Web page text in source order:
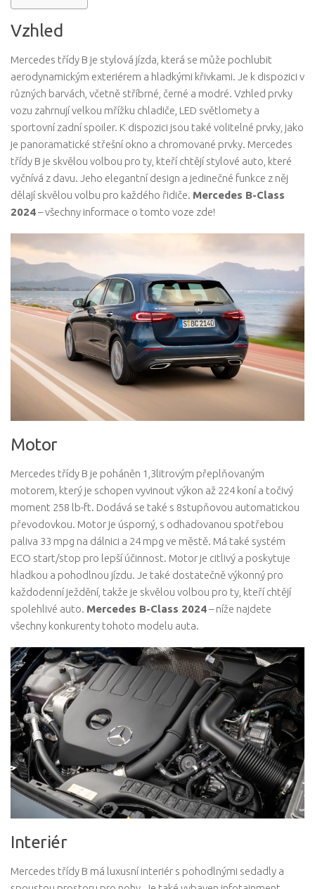
Vzhled
Mercedes třídy B je stylová jízda, která se může pochlubit
aerodynamickým exteriérem a hladkými křivkami. Je k dispozici v
různých barvách, včetně stříbrné, černé a modré. Vzhled prvky
vozu zahrnují velkou mřížku chladiče, LED světlomety a
sportovní zadní spoiler. K dispozici jsou také volitelné prvky, jako
je panoramatické střešní okno a chromované prvky. Mercedes
třídy B je skvělou volbou pro ty, kteří chtějí stylové auto, které
vyčnívá z davu. Jeho elegantní design a jedinečné funkce z něj
dělají skvělou volbu pro každého řidiče. Mercedes B-Class
2024– všechny informace o tomto voze zde!
Motor
Mercedes třídy B je poháněn 1,3litrovým přeplňovaným
motorem, který je schopen vyvinout výkon až 224 koní a točivý
moment 258 lb-ft. Dodává se také s 8stupňovou automatickou
převodovkou. Motor je úsporný, s odhadovanou spotřebou
paliva 33 mpg na dálnici a 24 mpg ve městě. Má také systém
ECO start/stop pro lepší účinnost. Motor je citlivý a poskytuje
hladkou a pohodlnou jízdu. Je také dostatečně výkonný pro
každodenní ježdění, takže je skvělou volbou pro ty, kteří chtějí
spolehlivé auto. Mercedes B-Class 2024– níže najdete
všechny konkurenty tohoto modelu auta.
Interiér
Mercedes třídy B má luxusní interiér s pohodlnými sedadly a